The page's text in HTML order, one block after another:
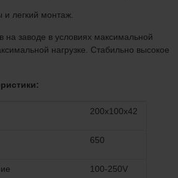
легкий монтаж.
на заводе в условиях максимальной
нагрузке. Стабильно высокое
200х100х42
650
100-250V